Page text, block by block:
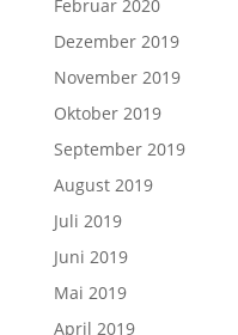
Februar 2020
Dezember 2019
November 2019
Oktober 2019
September 2019
August 2019
Juli 2019
Juni 2019
Mai 2019
April 2019